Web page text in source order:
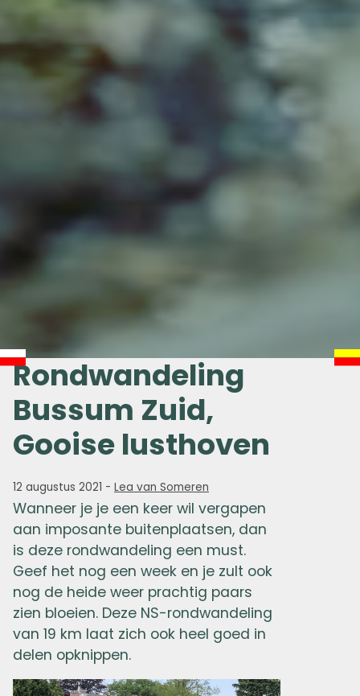
Rondwandeling
Bussum Zuid,
Gooise lusthoven
12 augustus 2021 - Lea van Someren
Wanneer je je een keer wil vergapen
aan imposante buitenplaatsen, dan
is deze rondwandeling een must.
Geef het nog een week en je zult ook
nog de heide weer prachtig paars
zien bloeien. Deze NS-rondwandeling
van 19 km laat zich ook heel goed in
delen opknippen.